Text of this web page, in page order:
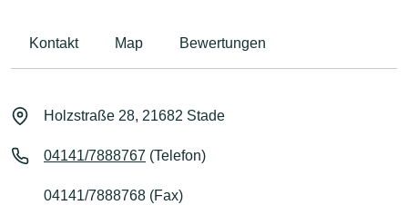
Kontakt Map Bewertungen
Holzstraße 28, 21682 Stade
04141/7888767 (Telefon)
04141/7888768 (Fax)